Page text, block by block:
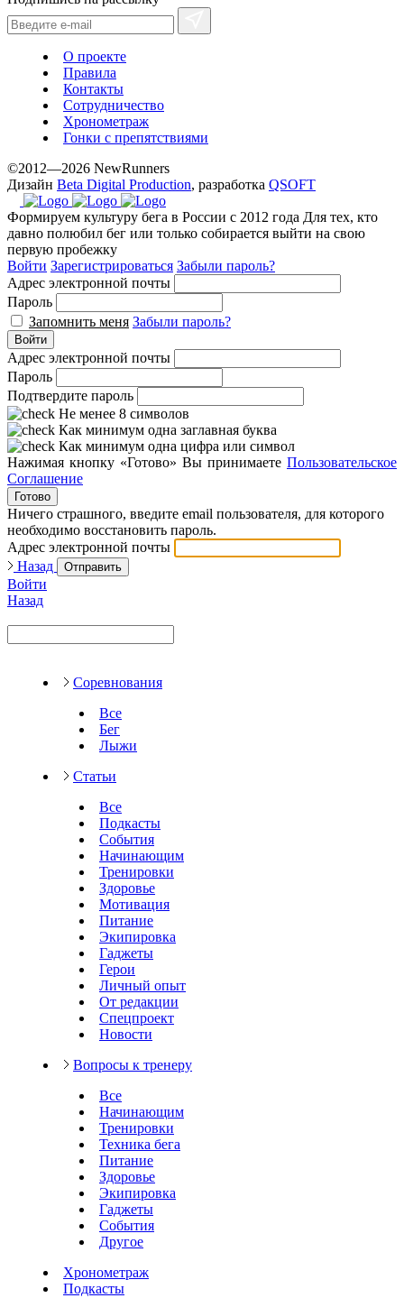
О проекте
Правила
Контакты
Сотрудничество
Хронометраж
Гонки с препятствиями
©2012—2026 NewRunners
Дизайн Beta Digital Production, разработка QSOFT
Формируем культуру бега в России с 2012 года Для тех, кто
давно полюбил бег или только собирается выйти на свою
первую пробежку
Войти Зарегистрироваться Забыли пароль?
Адрес электронной почты
Пароль
Запомнить меня Забыли пароль?
Войти
Адрес электронной почты
Пароль
Подтвердите пароль
Не менее 8 символов
Как минимум одна заглавная буква
Как минимум одна цифра или символ
Нажимая кнопку «Готово» Вы принимаете Пользовательское
Соглашение
Готово
Ничего страшного, введите email пользователя, для которого
необходимо восстановить пароль.
Адрес электронной почты
Назад
Отправить
Войти
Назад
Соревнования
Все
Бег
Лыжи
Статьи
Все
Подкасты
События
Начинающим
Тренировки
Здоровье
Мотивация
Питание
Экипировка
Гаджеты
Герои
Личный опыт
От редакции
Спецпроект
Новости
Вопросы к тренеру
Все
Начинающим
Тренировки
Техника бега
Питание
Здоровье
Экипировка
Гаджеты
События
Другое
Хронометраж
Подкасты